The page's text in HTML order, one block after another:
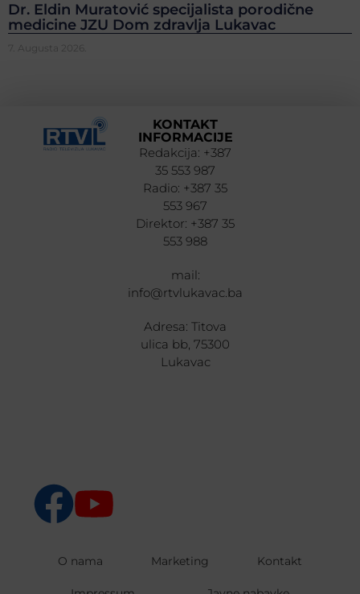
Dr. Eldin Muratović specijalista porodične
medicine JZU Dom zdravlja Lukavac
7. Augusta 2026.
KONTAKT
INFORMACIJE
Redakcija: +387
35 553 987
Radio: +387 35
553 967
Direktor: +387 35
553 988
mail:
info@rtvlukavac.ba
Adresa: Titova
ulica bb, 75300
Lukavac
O nama Marketing Kontakt